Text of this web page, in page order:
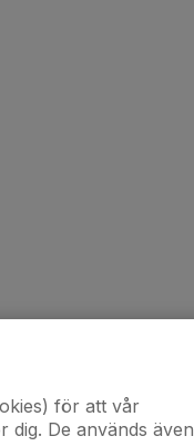
för att vår
De används även